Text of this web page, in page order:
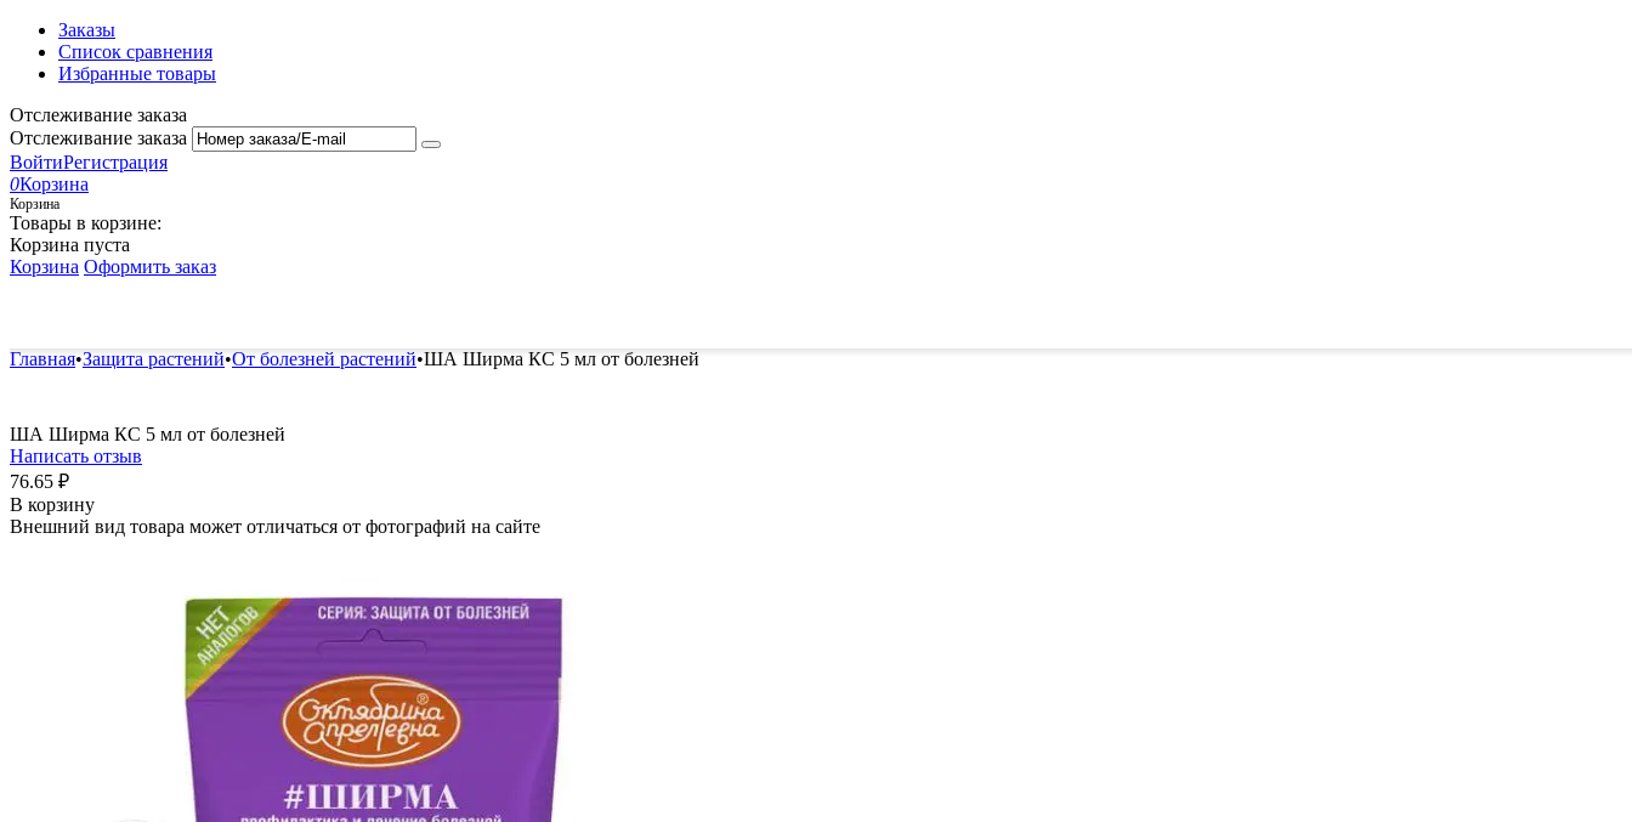
Заказы
Список сравнения
Избранные товары
Отслеживание заказа
Отслеживание заказа
ВойтиРегистрация
Корзина
0Корзина
Товары в корзине:
Корзина пуста
Корзина Оформить заказ
Главная•Защита растений•От болезней растений•ША Ширма КС 5 мл от болезней
ША Ширма КС 5 мл от болезней
Написать отзыв
76.65 ₽
В корзину
Внешний вид товара может отличаться от фотографий на сайте